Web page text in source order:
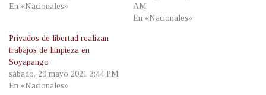
En «Nacionales»
AM
En «Nacionales»
Privados de libertad realizan
trabajos de limpieza en
Soyapango
sábado, 29 mayo 2021 3:44 PM
En «Nacionales»